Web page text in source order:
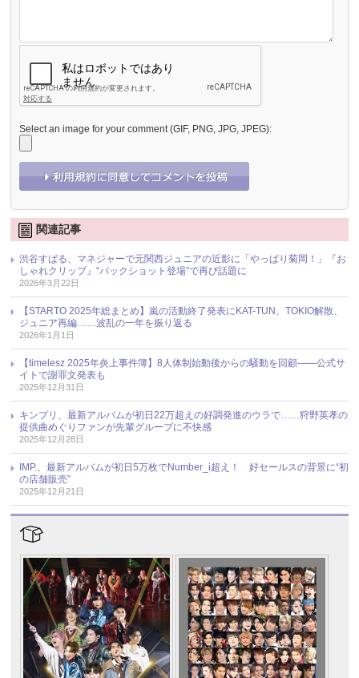
Select an image for your comment (GIF, PNG, JPG, JPEG):
関連記事
渋谷すばる、マネジャーで元関西ジュニアの近影に「やっぱり菊岡！」『お
しゃれクリップ』“バックショット登場”で再び話題に
2026年3月22日
【STARTO 2025年総まとめ】嵐の活動終了発表にKAT-TUN、TOKIO解散、
ジュニア再編……波乱の一年を振り返る
2026年1月1日
【timelesz 2025年炎上事件簿】8人体制始動後からの騒動を回顧――公式サ
イトで謝罪文発表も
2025年12月31日
キンプリ、最新アルバムが初日22万超えの好調発進のウラで……狩野英孝の
提供曲めぐりファンが先輩グループに不快感
2025年12月28日
IMP.、最新アルバムが初日5万枚でNumber_i超え！ 好セールスの背景に“初
の店舗販売”
2025年12月21日